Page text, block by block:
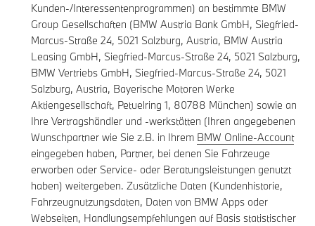
Kunden-/Interessentenprogrammen) an bestimmte BMW
Group Gesellschaften (BMW Austria Bank GmbH, Siegfried-
Marcus-Straße 24, 5021 Salzburg, Austria, BMW Austria
Leasing GmbH, Siegfried-Marcus-Straße 24, 5021 Salzburg,
BMW Vertriebs GmbH, Siegfried-Marcus-Straße 24, 5021
Salzburg, Austria, Bayerische Motoren Werke
Aktiengesellschaft, Petuelring 1, 80788 München) sowie an
Ihre Vertragshändler und -werkstätten (Ihren angegebenen
Wunschpartner wie Sie z.B. in Ihrem BMW Online-Account
eingegeben haben, Partner, bei denen Sie Fahrzeuge
erworben oder Service- oder Beratungsleistungen genutzt
haben) weitergeben. Zusätzliche Daten (Kundenhistorie,
Fahrzeugnutzungsdaten, Daten von BMW Apps oder
Webseiten, Handlungsempfehlungen auf Basis statistischer